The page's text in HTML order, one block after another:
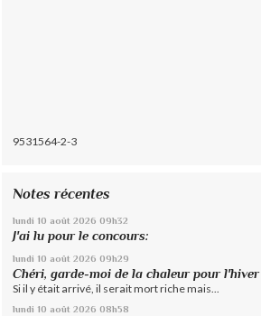
9531564-2-3
Notes récentes
lundi 10 août 2026 09h32
J'ai lu pour le concours:
lundi 10 août 2026 09h29
Chéri, garde-moi de la chaleur pour l'hiver
Si il y était arrivé, il serait mort riche mais...
lundi 10 août 2026 08h58